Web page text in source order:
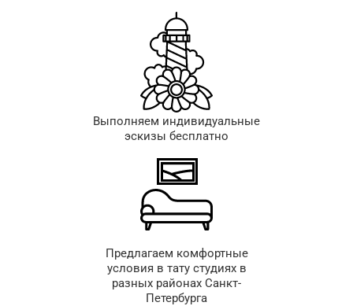
Выполняем индивидуальные
эскизы бесплатно
Предлагаем комфортные
условия в тату студиях в
разных районах Санкт-
Петербурга